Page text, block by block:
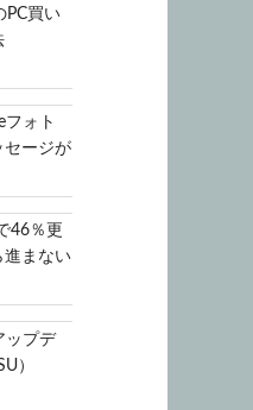
PC買い
ォト
セージが
46％更
進まない
ップデ
）